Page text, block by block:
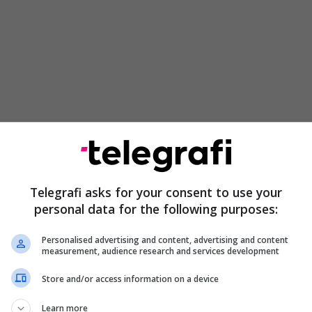
ka referuar që për sigurimin e pagesës së
Komuna përmes plotësimit dhe ndryshimit të
procedurë të qartë administrative, me
mundësi reale ankimimi”, thuhet në njoftim.
e ditur në njoftim, Komuna e Prishtinës përveç që
së plotësim/ndryshimit të Rregullores,
Telegrafi asks for your consent to use your
personal data for the following purposes:
Personalised advertising and content, advertising and content
measurement, audience research and services development
Store and/or access information on a device
Learn more